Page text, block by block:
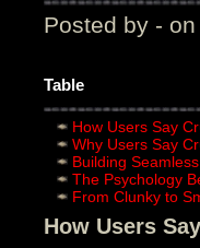
Posted by - on
Table
How Users Say
Why Users Say
Building
The Psychology
From Clunky to
How Users